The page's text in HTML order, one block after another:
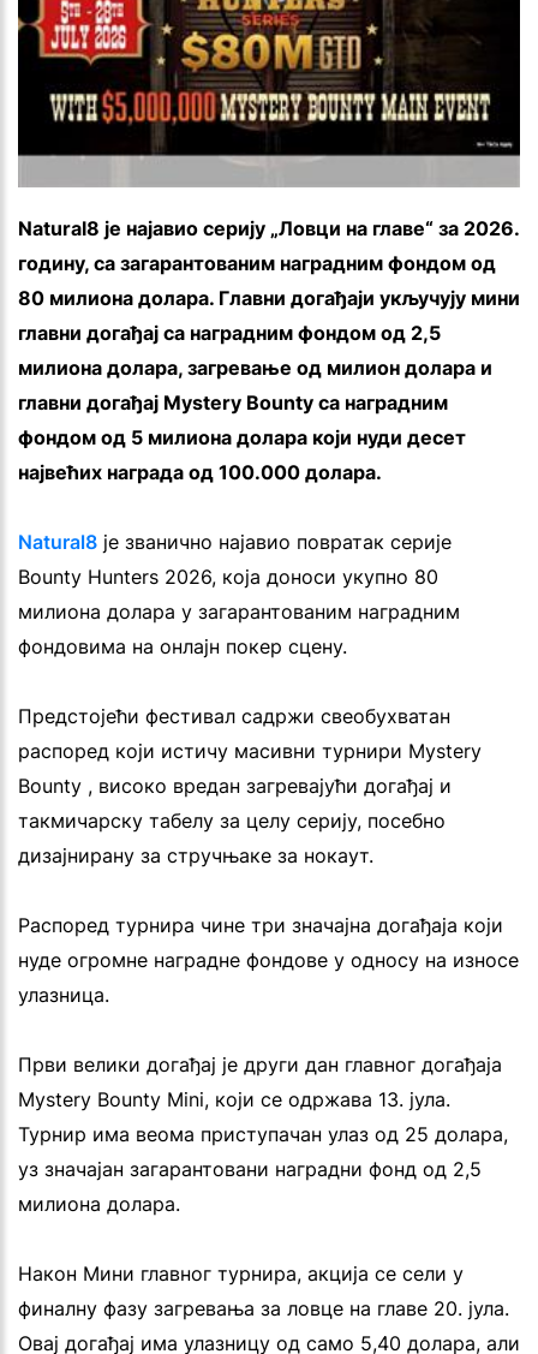
Natural8 је најавио серију „Ловци на главе“ за 2026.
годину, са загарантованим наградним фондом од
80 милиона долара. Главни догађаји укључују мини
главни догађај са наградним фондом од 2,5
милиона долара, загревање од милион долара и
главни догађај Mystery Bounty са наградним
фондом од 5 милиона долара који нуди десет
највећих награда од 100.000 долара.
Natural8 је званично најавио повратак серије
Bounty Hunters 2026, која доноси укупно 80
милиона долара у загарантованим наградним
фондовима на онлајн покер сцену.
Предстојећи фестивал садржи свеобухватан
распоред који истичу масивни турнири Mystery
Bounty , високо вредан загревајући догађај и
такмичарску табелу за целу серију, посебно
дизајнирану за стручњаке за нокаут.
Распоред турнира чине три значајна догађаја који
нуде огромне наградне фондове у односу на износе
улазница.
Први велики догађај је други дан главног догађаја
Mystery Bounty Mini, који се одржава 13. јула.
Турнир има веома приступачан улаз од 25 долара,
уз значајан загарантовани наградни фонд од 2,5
милиона долара.
Након Мини главног турнира, акција се сели у
финалну фазу загревања за ловце на главе 20. јула.
Овај догађај има улазницу од само 5,40 долара, али